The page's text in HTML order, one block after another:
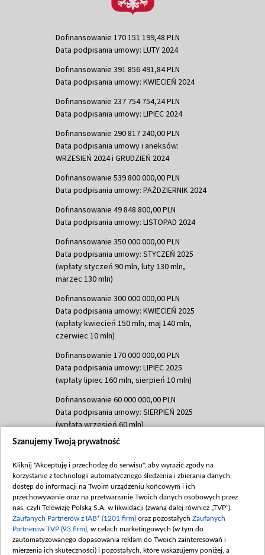
Dofinansowanie 170 151 199,48 PLN
Data podpisania umowy: LUTY 2024
Dofinansowanie 391 856 491,84 PLN
Data podpisania umowy: KWIECIEŃ 2024
Dofinansowanie 237 754 754,24 PLN
Data podpisania umowy: LIPIEC 2024
Dofinansowanie 290 817 240,00 PLN
Data podpisania umowy i aneksów:
WRZESIEŃ 2024 i GRUDZIEŃ 2024
Dofinansowanie 539 800 000,00 PLN
Data podpisania umowy: PAŹDZIERNIK 2024
Dofinansowanie 49 848 800,00 PLN
Data podpisania umowy: LISTOPAD 2024
Dofinansowanie 350 000 000,00 PLN
Data podpisania umowy: STYCZEŃ 2025
(wpłaty styczeń 90 mln, luty 130 mln,
marzec 130 mln)
Dofinansowanie 300 000 000,00 PLN
Data podpisania umowy: KWIECIEŃ 2025
(wpłaty kwiecień 150 mln, maj 140 mln,
czerwiec 10 mln)
Dofinansowanie 170 000 000,00 PLN
Data podpisania umowy: LIPIEC 2025
(wpłaty lipiec 160 mln, sierpień 10 mln)
Dofinansowanie 60 000 000,00 PLN
Data podpisania umowy: SIERPIEŃ 2025
(wpłata wrzesień 60 mln)
Dofinansowanie 635 783 051,21 PLN
(wpłata wrzesień 100 mln, październik 350
mln, listopad 265 mln)
Dofinansowanie 48 862 000,00 PLN
Data podpisania umowy: GRUDZIEŃ 2025
(wpłata grudzień 60,548 mln)
Dofinansowanie 900 000 000,00 PLN
Szanujemy Twoją prywatność
Kliknij "Akceptuję i przechodzę do serwisu", aby wyrazić zgody na
korzystanie z technologii automatycznego śledzenia i zbierania danych,
dostęp do informacji na Twoim urządzeniu końcowym i ich
przechowywanie oraz na przetwarzanie Twoich danych osobowych przez
nas, czyli Telewizję Polską S.A. w likwidacji (zwaną dalej również „TVP”),
Zaufanych Partnerów z IAB* (1201 firm) oraz pozostałych Zaufanych
Partnerów TVP (93 firm) , w celach marketingowych (w tym do
zautomatyzowanego dopasowania reklam do Twoich zainteresowań i
mierzenia ich skuteczności) i pozostałych, które wskazujemy poniżej, a